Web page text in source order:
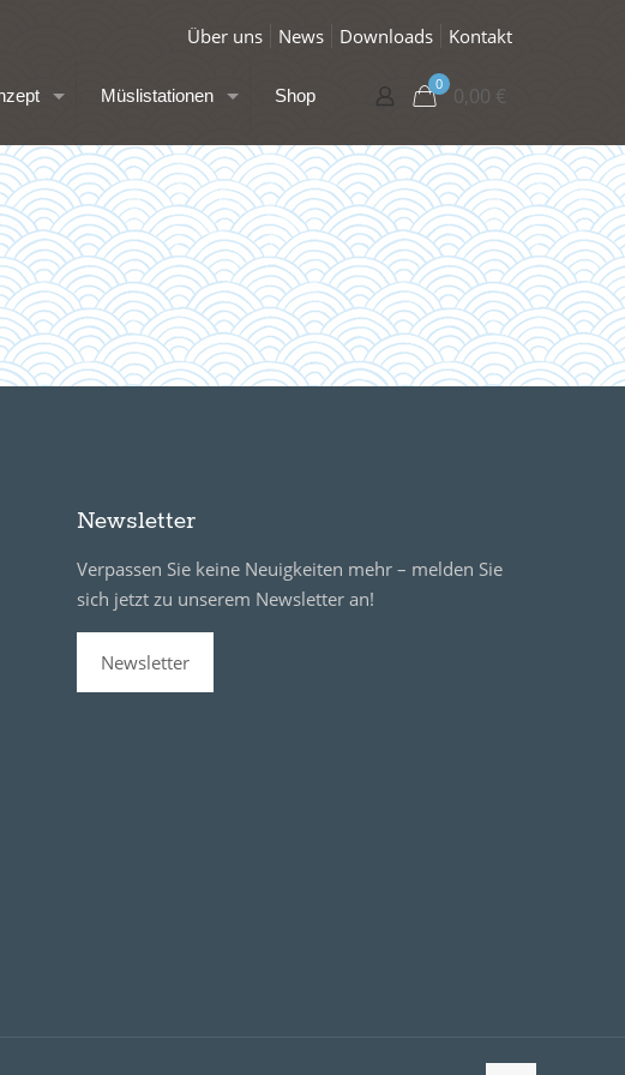
Über uns News Downloads Kontakt
Müslistationen Shop
0 0,00 €
Newsletter
Verpassen Sie keine Neuigkeiten mehr – melden Sie
sich jetzt zu unserem Newsletter an!
Newsletter